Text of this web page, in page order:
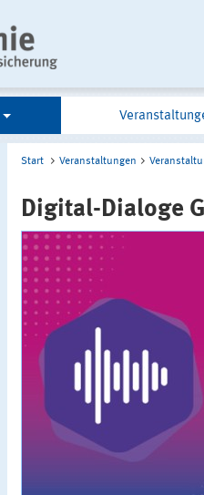
Start Veranstaltungen
Digital-Dialoge